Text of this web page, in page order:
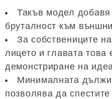
Такъв модел
бруталност към
За собствениците
лицето и главата това
демонстриране на
Минималната
позволява да